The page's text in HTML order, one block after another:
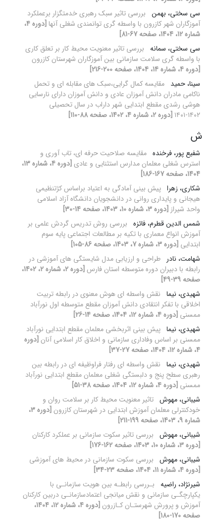
سی سختی، بهمن بررسی تاثیر سبک رهبری خدمتگزار برعملکرد
آموزگاران شهر کازرون با واسطه گری توانمندی شغلی آنها
[دوره 4،
شماره 12، 1404، صفحه 67-81]
سی سختی، سمانه بررسی تاثیر معنویت محیط کار بر تعلق کاری
با واسطه گری سلامت سازمانی بین آموزگاران شهرستان کازرون
[دوره 4، شماره 14، 1404، صفحه 200-216]
سینا، حمید مقایسه کمال گرایی،سبک های مقابله ای و تحمل
ناکامی مادران دانش آموزان عادی و دانش آموزان دارای نارسایی
هوشی رشدی مقطع ابتدایی شهر داراب در سال تحصیلی
۱۴۰۲-۱۴۰۱
[دوره 2، شماره 4، 1402، صفحه 88-110]
ش
شفیع پور، فرخنده مقایسه صلاحیت حرفه ای، تاب آوری و
استرس شغلی معلمان مدارس استثنایی و عادی
[دوره 4، شماره 13،
1404، صفحه 167-186]
شکاری، زهرا پیش ‏بینی آمادگی به اعتیاد براساس کژتنظیمی
هیجانی و پایداری روانی در دانشجویان دانشگاه آزاد اسلامی
واحد شیراز [دوره 3، شماره 10، 1403، صفحه 14-30]
شمس الدین قطرم، فائزه بررسی روش تدریس گردش علمی بر
آموزش انواع معماری با تکیه بر مطالعات اجتماعی پایه سوم
ابتدایی [دوره 3، شماره 7، 1403، صفحه 86-105]
شهامت، نادر طراحی و ارزیابی مدل شایستگی های آموزشی در
رابطه با دبیران دوره متوسطه استان فارس
[دوره 2، شماره 2، 1402،
صفحه 39-49]
شهیدی، نیما نقش واسطه ای هوش معنوی در رابطه تربیت
اخلاقی با تفکر انتقادی دانش آموزان مقطع متوسطه اول نورآباد
ممسنی [دوره 4، شماره 12، 1404، صفحه 14-26]
شهیدی، نیما پیش بینی اثربخشی معلمان مقطع ابتدایی نورآباد
ممسنی بر اساس وفاداری سازمانی و اخلاق کار اسلامی آنان [دوره
4، شماره 12، 1404، صفحه 27-37]
شهیدی، نیما نقش واسطه ای رفتار فراوظیفه ای در رابطه بین
رهبری سطح پنج و دلبستگی شغلی معلمان مقطع ابتدایی نورآباد
ممسنی [دوره 4، شماره 12، 1404، صفحه 38-51]
شیبانی، مهوش تاثیر معنویت محیط کار بر سلامت روان و
خودکنترلی معلمان آموزش ابتدایی در شهرستان کازرون
[دوره 3،
شماره 9، 1403، صفحه 199-211]
شیبانی، مهوش بررسی تاثیر سکوت سازمانی بر عملکرد کارکنان
[دوره 3، شماره 10، 1403، صفحه 162-176]
شیبانی، مهوش بررسی سکوت سازمانی در محیط های آموزشی
[دوره 4، شماره 11، 1404، صفحه 23-34]
شیرنژاد، راضیه بـررسی رابطـه بین هویت سازمانـی با
یکپارچگـی سازمانی و نقش میانجی اعتمادسازمانـی دربین کارکنان
آموزش و پرورش شهرستـان کـازرون
[دوره 4، شماره 12، 1404،
صفحه 170-180]